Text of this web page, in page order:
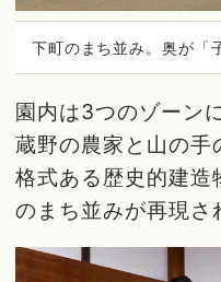
下町のまち並み。奥が「
園内は3つのゾーン
蔵野の農家と山の手
格式ある歴史的建造
のまち並みが再現さ